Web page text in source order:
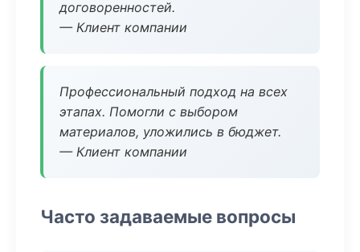
договоренностей.
— Клиент компании
Профессиональный подход на всех
этапах. Помогли с выбором
материалов, уложились в бюджет.
— Клиент компании
Часто задаваемые вопросы